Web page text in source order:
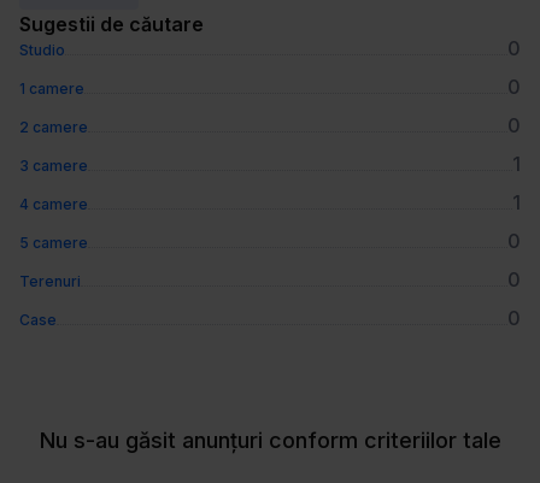
Sugestii de căutare
Studio 0
1 camere 0
2 camere 0
3 camere 1
4 camere 1
5 camere 0
Terenuri 0
Case 0
Nu s-au găsit anunțuri conform criteriilor tale